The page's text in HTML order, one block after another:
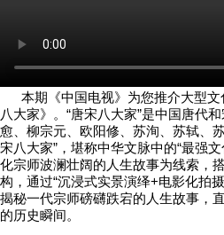
本期《中国电视》为您推介大型文
八大家》。“唐宋八大家”是中国唐代
愈、柳宗元、欧阳修、苏洵、苏轼、
宋八大家”，堪称中华文脉中的“最强
化宗师波澜壮阔的人生故事为线索，
构，通过“沉浸式实景演绎+电影化拍
揭秘一代宗师磅礴跌宕的人生故事，
的历史瞬间。